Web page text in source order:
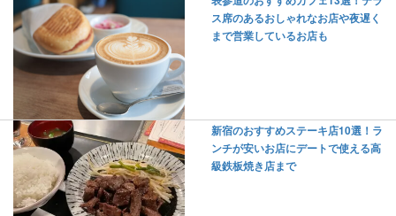
ス席のあるおしゃれなお店や夜遅く
まで営業しているお店も
新宿のおすすめステーキ店10選！ラ
ンチが安いお店にデートで使える高
級鉄板焼き店まで